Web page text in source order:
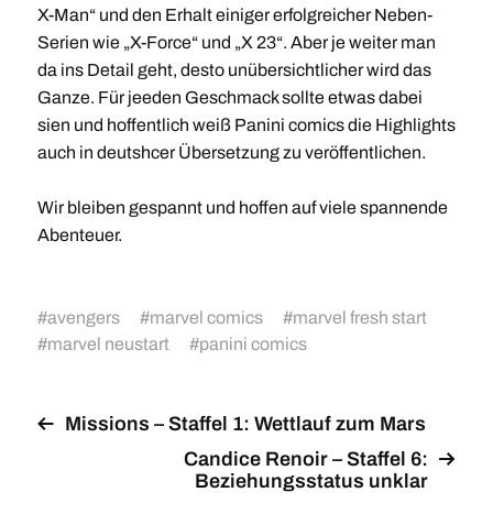
X-Man“ und den Erhalt einiger erfolgreicher Neben-
Serien wie „X-Force“ und „X 23“. Aber je weiter man
da ins Detail geht, desto unübersichtlicher wird das
Ganze. Für jeeden Geschmack sollte etwas dabei
sien und hoffentlich weiß Panini comics die Highlights
auch in deutshcer Übersetzung zu veröffentlichen.
Wir bleiben gespannt und hoffen auf viele spannende
Abenteuer.
#avengers #marvel comics #marvel fresh start
#marvel neustart #panini comics
Missions – Staffel 1: Wettlauf zum Mars
Candice Renoir – Staffel 6:
Beziehungsstatus unklar